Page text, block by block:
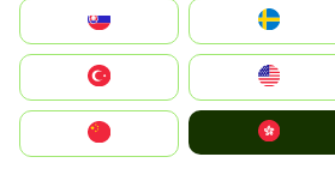
United States
中國香港特別行政區